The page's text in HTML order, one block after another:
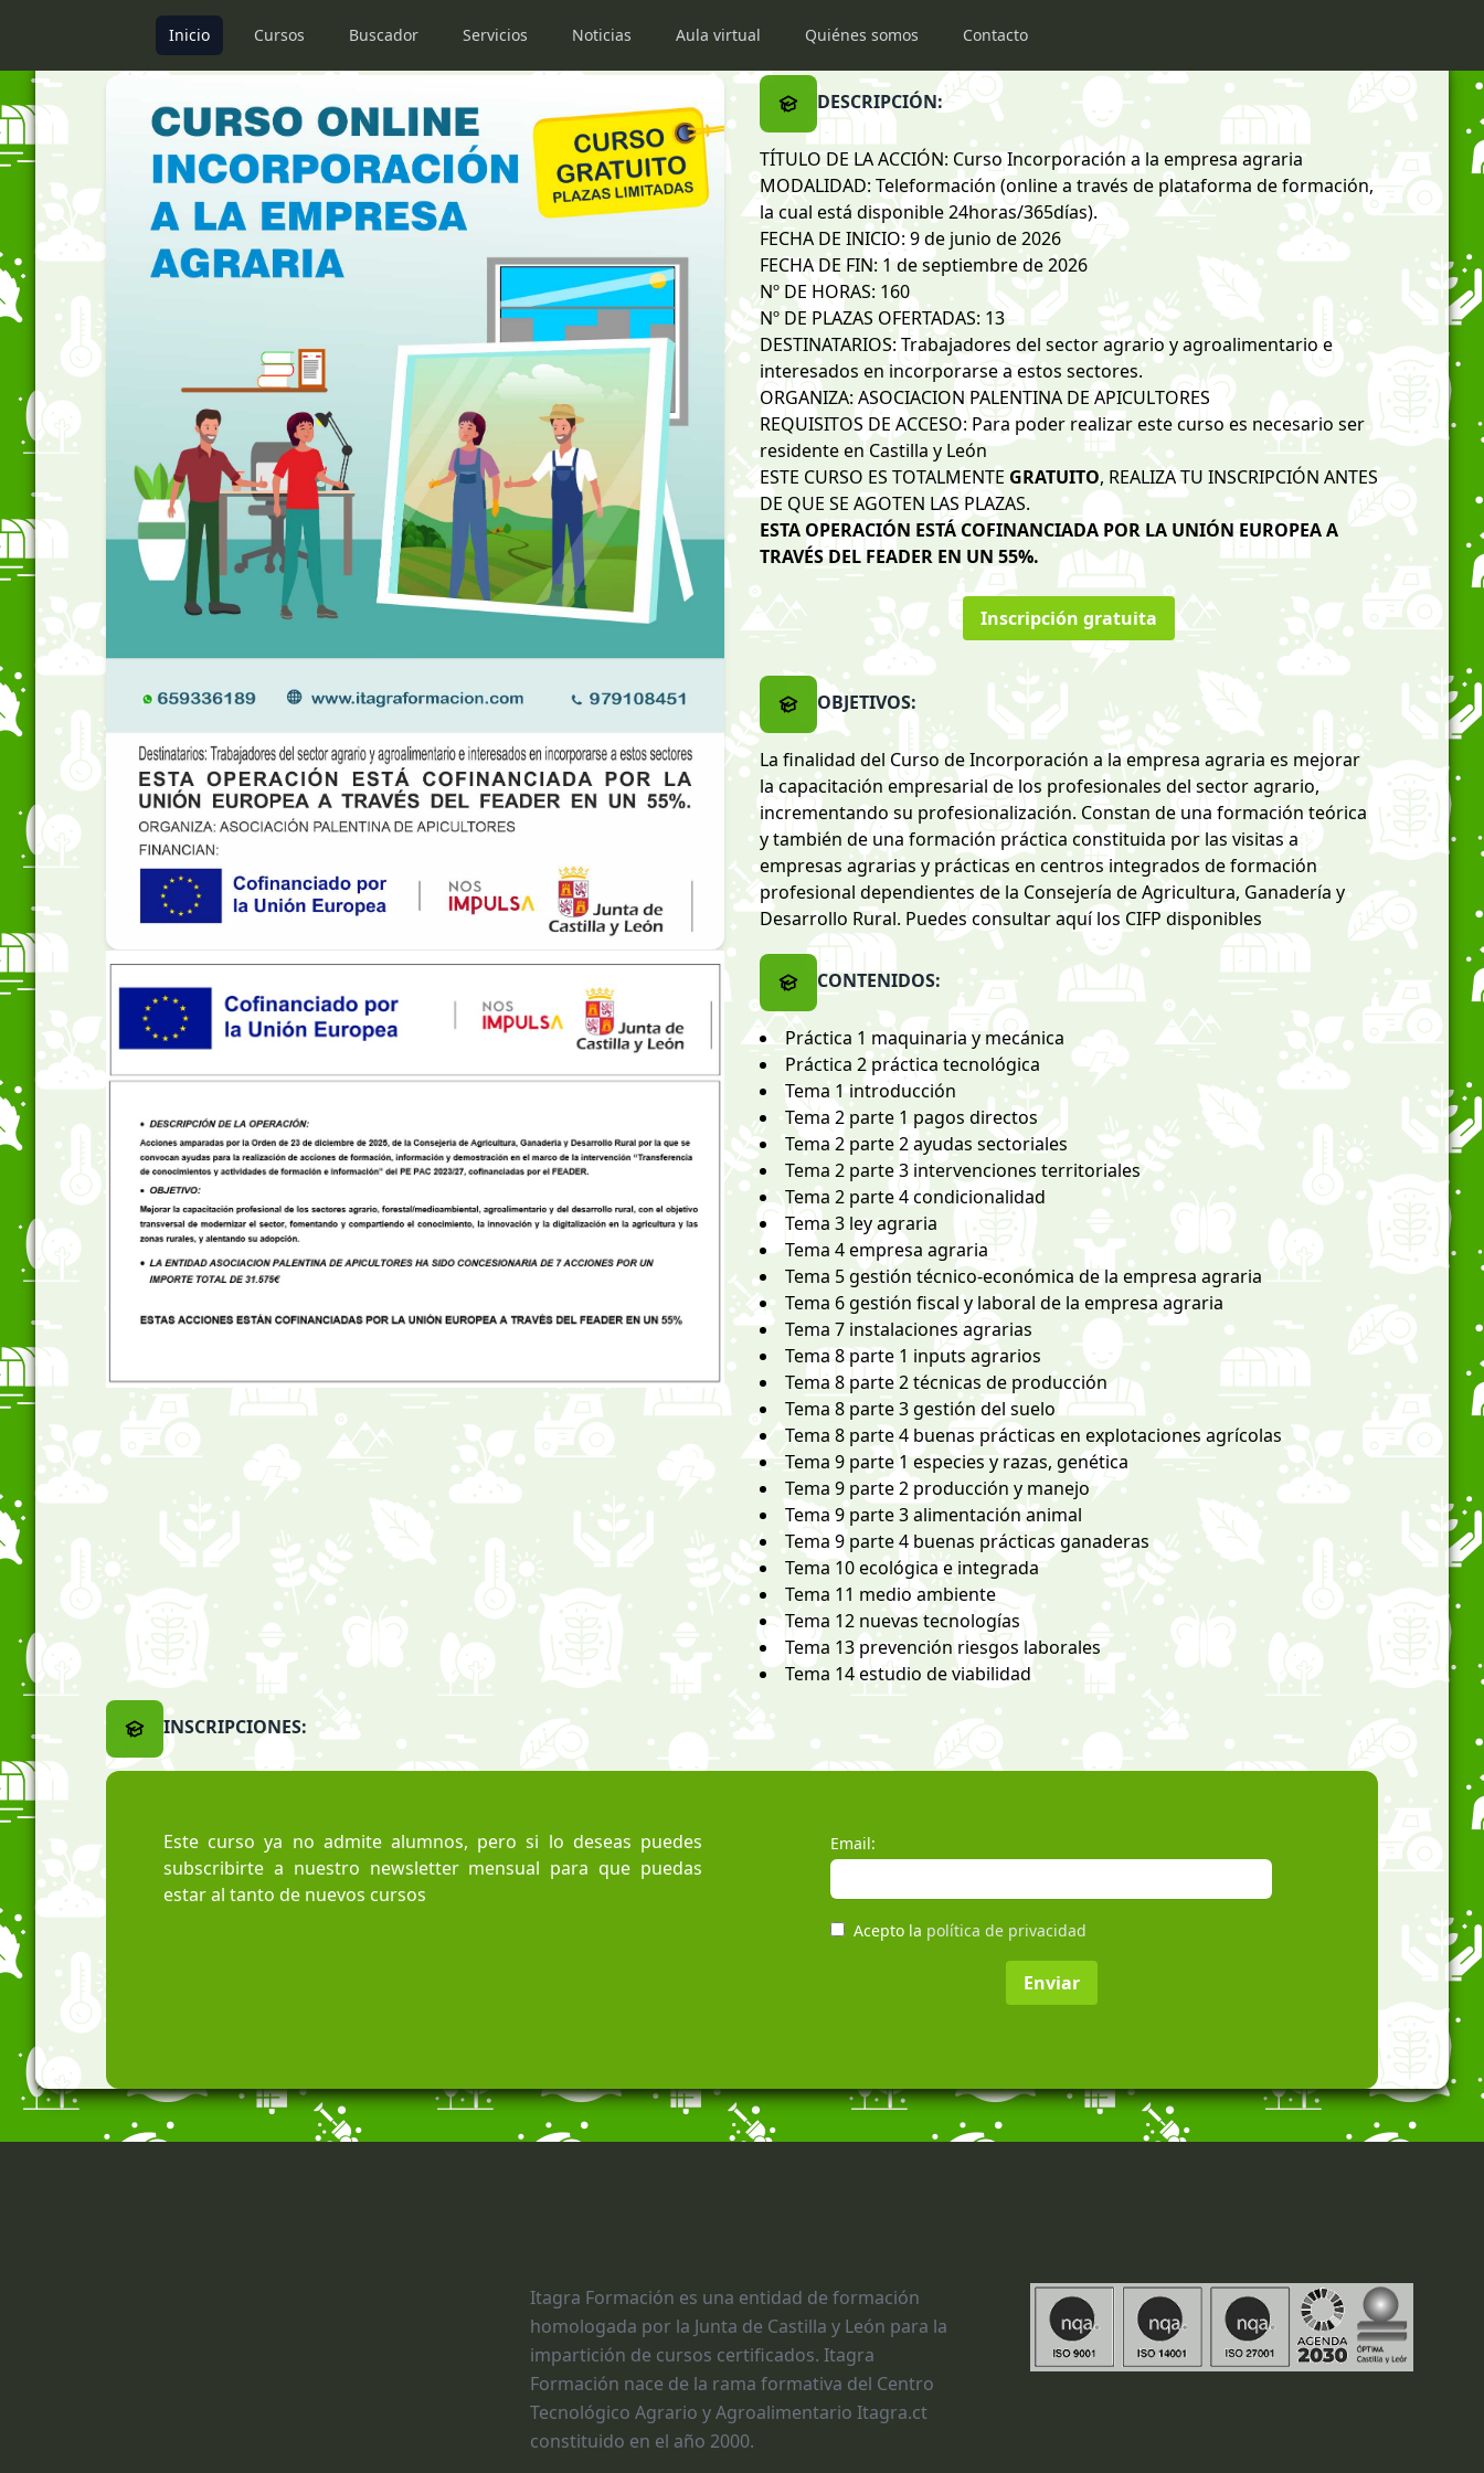
Inicio Cursos Buscador Servicios Noticias Aula virtual Quiénes somos Contacto
DESCRIPCIÓN:
TÍTULO DE LA ACCIÓN: Curso Incorporación a la empresa agraria
MODALIDAD: Teleformación (online a través de plataforma de formación,
la cual está disponible 24horas/365días).
FECHA DE INICIO: 9 de junio de 2026
FECHA DE FIN: 1 de septiembre de 2026
Nº DE HORAS: 160
Nº DE PLAZAS OFERTADAS: 13
DESTINATARIOS: Trabajadores del sector agrario y agroalimentario e
interesados en incorporarse a estos sectores.
ORGANIZA: ASOCIACION PALENTINA DE APICULTORES
REQUISITOS DE ACCESO: Para poder realizar este curso es necesario ser
residente en Castilla y León
ESTE CURSO ES TOTALMENTE GRATUITO, REALIZA TU INSCRIPCIÓN ANTES
DE QUE SE AGOTEN LAS PLAZAS.
ESTA OPERACIÓN ESTÁ COFINANCIADA POR LA UNIÓN EUROPEA A
TRAVÉS DEL FEADER EN UN 55%.
Inscripción gratuita
OBJETIVOS:
La finalidad del Curso de Incorporación a la empresa agraria es mejorar
la capacitación empresarial de los profesionales del sector agrario,
incrementando su profesionalización. Constan de una formación teórica
y también de una formación práctica constituida por las visitas a
empresas agrarias y prácticas en centros integrados de formación
profesional dependientes de la Consejería de Agricultura, Ganadería y
Desarrollo Rural. Puedes consultaraquílos CIFP disponibles
CONTENIDOS:
Práctica 1 maquinaria y mecánica
Práctica 2 práctica tecnológica
Tema 1 introducción
Tema 2 parte 1 pagos directos
Tema 2 parte 2 ayudas sectoriales
Tema 2 parte 3 intervenciones territoriales
Tema 2 parte 4 condicionalidad
Tema 3 ley agraria
Tema 4 empresa agraria
Tema 5 gestión técnico-económica de la empresa agraria
Tema 6 gestión fiscal y laboral de la empresa agraria
Tema 7 instalaciones agrarias
Tema 8 parte 1 inputs agrarios
Tema 8 parte 2 técnicas de producción
Tema 8 parte 3 gestión del suelo
Tema 8 parte 4 buenas prácticas en explotaciones agrícolas
Tema 9 parte 1 especies y razas, genética
Tema 9 parte 2 producción y manejo
Tema 9 parte 3 alimentación animal
Tema 9 parte 4 buenas prácticas ganaderas
Tema 10 ecológica e integrada
Tema 11 medio ambiente
Tema 12 nuevas tecnologías
Tema 13 prevención riesgos laborales
Tema 14 estudio de viabilidad
INSCRIPCIONES:
Este curso ya no admite alumnos, pero si lo deseas puedes
subscribirte a nuestro newsletter mensual para que puedas
estar al tanto de nuevos cursos
Email:
Acepto la política de privacidad
Enviar
Itagra Formación es una entidad de formación
homologada por la Junta de Castilla y León para la
impartición de cursos certificados. Itagra
Formación nace de la rama formativa del Centro
Tecnológico Agrario y Agroalimentario Itagra.ct
constituido en el año 2000.